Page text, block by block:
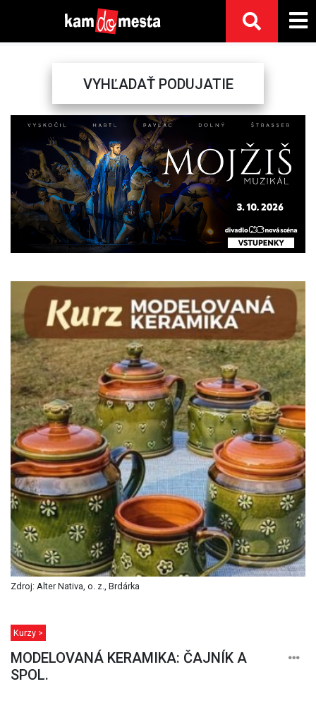
VYHĽADAŤ PODUJATIE
Previous
Zdroj: Alter Nativa, o. z., Brdárka
Kurzy >
MODELOVANÁ KERAMIKA: ČAJNÍK A
SPOL.